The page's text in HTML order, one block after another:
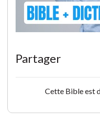
Partager
Cette Bible est